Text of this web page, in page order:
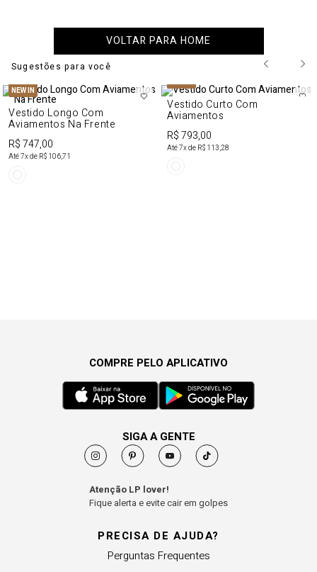
VOLTAR PARA HOME
Sugestões para você
NEW IN
Vestido Longo Com
Aviamentos Na Frente
R$ 747,00
Até7x de R$ 106,71
NEW IN
Vestido Curto Com
Aviamentos
R$ 793,00
Até7x de R$ 113,28
PRECISA DE AJUDA?
Perguntas Frequentes
COMPRE PELO APLICATIVO
SIGA A GENTE
Atenção LP lover!
Fique alerta e evite cair em golpes